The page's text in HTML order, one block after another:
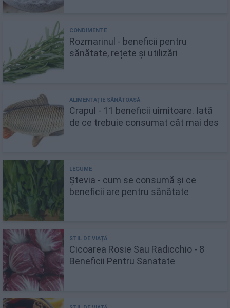
Rozmarinul - beneficii pentru
sănătate, rețete și utilizări
Crapul - 11 beneficii uimitoare. Iată
de ce trebuie consumat cât mai des
Ștevia - cum se consumă și ce
beneficii are pentru sănătate
Cicoarea Rosie Sau Radicchio - 8
Beneficii Pentru Sanatate